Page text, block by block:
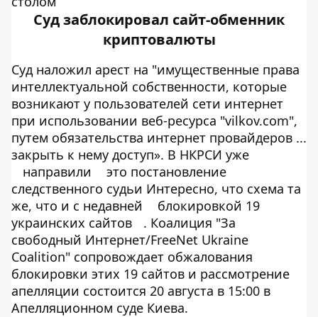
Суд заблокировал сайт-обменник
криптовалюты
Суд наложил арест на "имущественные права
интеллектуальной собственности, которые
возникают у пользователей сети интернет
при использовании веб-ресурса "vilkov.com",
путем обязательства интернет провайдеров ...
закрыть к нему доступ». В НКРСИ уже
направили
это постановление
следственного судьи Интересно, что схема та
же, что и с недавней
блокировкой 19
украинских сайтов
. Коалиция "За
свободный Интернет/FreeNet Ukraine
Coalition" сопровождает обжалования
блокировки этих 19 сайтов и рассмотрение
апелляции состоится 20 августа в 15:00 в
Апелляционном суде Киева.